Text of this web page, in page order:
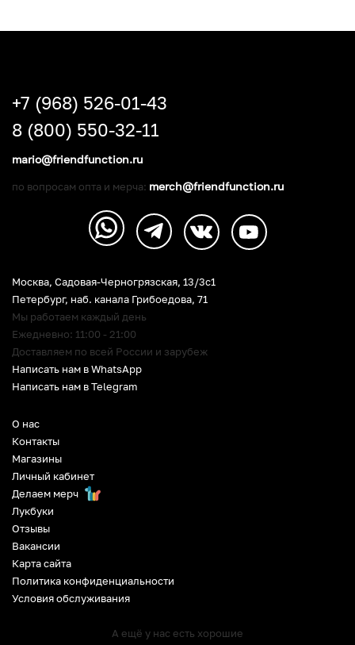
О нас
Контакты
Магазины
Личный кабинет
Делаем мерч
Лукбуки
Отзывы
Вакансии
Карта сайта
Политика конфиденциальности
Условия обслуживания
А ещё у нас есть хорошие
Москва, Садовая-Черногрязская, 13/3c1
Петербург, наб. канала Грибоедова, 71
Мы работаем каждый день
Ежедневно: 11:00 - 21:00
Доставляем по всей России и зарубеж
Написать нам в WhatsApp
Написать нам в Telegram
+7 (968) 526-01-43
8 (800) 550-32-11
mario@friendfunction.ru
по вопросам опта и мерча: merch@friendfunction.ru